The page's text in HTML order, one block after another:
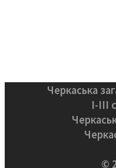
Черкаська
І-
©